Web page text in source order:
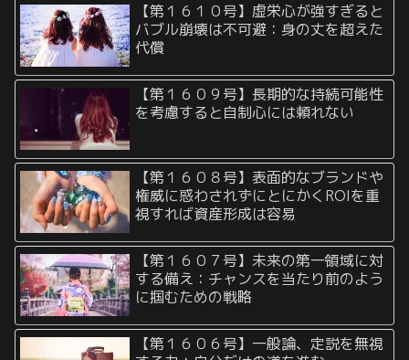
【第１６１０号】虚栄心が強すぎると
バブル崩壊は不可避：身の丈を超えた
代償
【第１６０９号】長期的な持続可能性
を考慮すると自制心には頼れない
【第１６０８号】表面的なブランドや
権威に惑わされずにとにかくROIを重
視すれば資産形成は容易
【第１６０７号】未来の第一領域に対
する備え：チャンスを当たり前のよう
に掴むための戦略
【第１６０６号】一般論、定説を無視